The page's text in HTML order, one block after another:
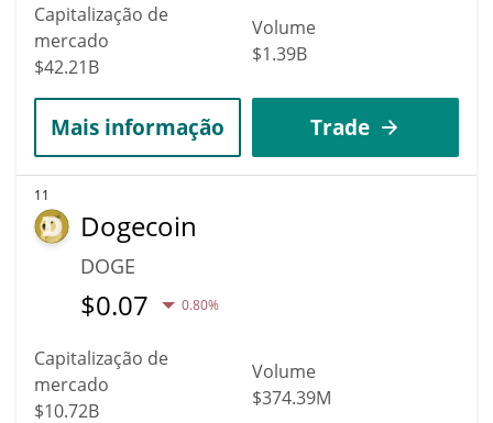
Capitalização de
mercado
$42.21B
Volume
$1.39B
Mais informação Trade
11
Dogecoin
DOGE
$0.07 0.80%
Capitalização de
mercado
$10.72B
Volume
$374.39M